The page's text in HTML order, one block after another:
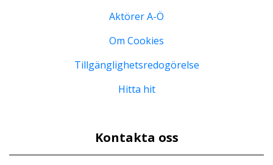
Aktörer A-Ö
Om Cookies
Tillgänglighetsredogörelse
Hitta hit
Kontakta oss